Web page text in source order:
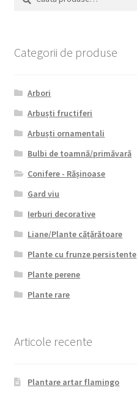
după:
Categorii de produse
Arbori
Arbuști fructiferi
Arbuști ornamentali
Bulbi de toamnă/primăvară
Conifere - Rășinoase
Gard viu
Ierburi decorative
Liane/Plante cățărătoare
Plante cu frunze persistente
Plante perene
Plante rare
Articole recente
Plantare artar flamingo